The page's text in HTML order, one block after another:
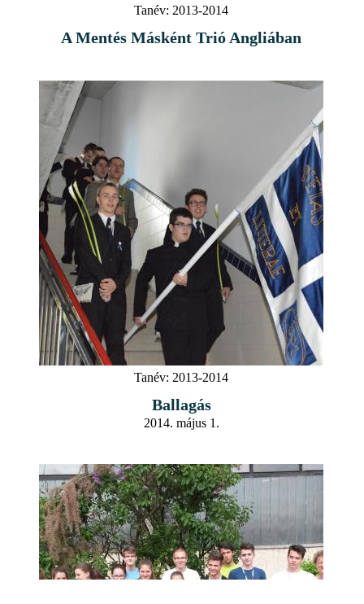
Tanév: 2013-2014
A Mentés Másként Trió Angliában
Tanév: 2013-2014
Ballagás
2014. május 1.